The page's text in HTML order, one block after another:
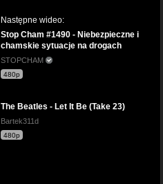
Następne wideo:
Stop Cham #1490 - Niebezpieczne i
chamskie sytuacje na drogach
STOPCHAM
480p
The Beatles - Let It Be (Take 23)
Bartek311d
480p